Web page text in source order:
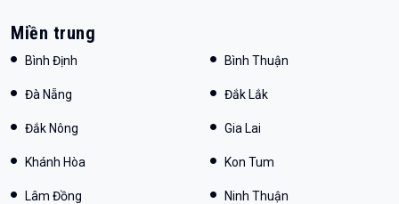
Miền trung
Bình Định Bình Thuận
Đà Nẵng Đắk Lắk
Đắk Nông Gia Lai
Khánh Hòa Kon Tum
Lâm Đồng Ninh Thuận